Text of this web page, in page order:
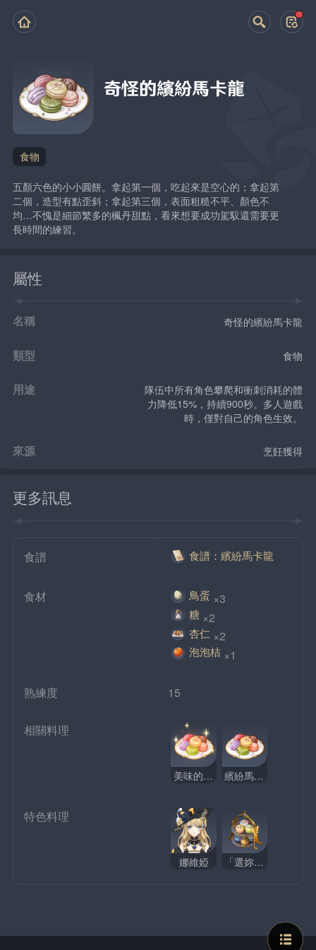
奇怪的繽紛馬卡龍
食物
五顏六色的小小圓餅。拿起第一個，吃起來是空心的；拿起第
二個，造型有點歪斜；拿起第三個，表面粗糙不平、顏色不
均…不愧是細節繁多的楓丹甜點，看來想要成功駕馭還需要更
長時間的練習。
屬性
名稱 奇怪的繽紛馬卡龍
類型 食物
用途
隊伍中所有角色攀爬和衝刺消耗的體
力降低15%，持續900秒。多人遊戲
時，僅對自己的角色生效。
來源 烹飪獲得
更多訊息
食譜 食譜：繽紛馬卡龍
食材 鳥蛋 ×3
糖 ×2
杏仁 ×2
泡泡桔 ×1
熟練度 15
相關料理
美味的繽紛馬卡龍 繽紛馬卡龍
特色料理
娜維婭 「選妳/你喜歡的！」